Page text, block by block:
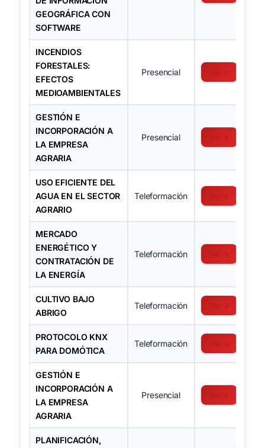
GEOGRÁFICA CON
SOFTWARE
INCENDIOS
FORESTALES:
EFECTOS
MEDIOAMBIENTALES
Presencial
GESTIÓN E
INCORPORACIÓN A
LA EMPRESA
AGRARIA
Presencial
USO EFICIENTE DEL
AGUA EN EL SECTOR
AGRARIO
Teleformación
MERCADO
ENERGÉTICO Y
CONTRATACIÓN DE
LA ENERGÍA
Teleformación
CULTIVO BAJO
ABRIGO
Teleformación
PROTOCOLO KNX
PARA DOMÓTICA
Teleformación
GESTIÓN E
INCORPORACIÓN A
LA EMPRESA
AGRARIA
Presencial
PLANIFICACIÓN,